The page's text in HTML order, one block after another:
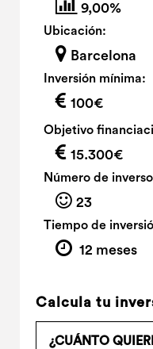
9,00%
Ubicación:
Barcelona
Inversión mínima:
100€
Objetivo
15.300€
Número de
23
Tiempo de
12 meses
Calcula tu